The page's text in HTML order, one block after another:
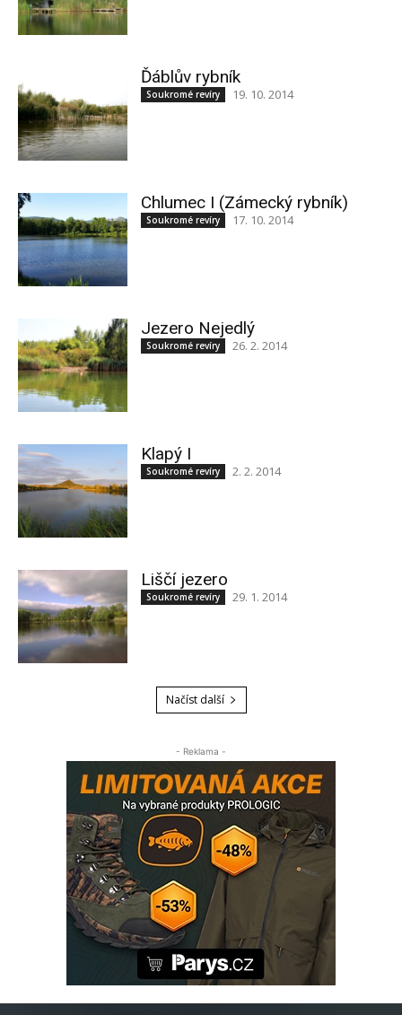
Ďáblův rybník
Soukromé revíry 19. 10. 2014
Chlumec I (Zámecký rybník)
Soukromé revíry 17. 10. 2014
Jezero Nejedlý
Soukromé revíry 26. 2. 2014
Klapý I
Soukromé revíry 2. 2. 2014
Liščí jezero
Soukromé revíry 29. 1. 2014
Načíst další
- Reklama -